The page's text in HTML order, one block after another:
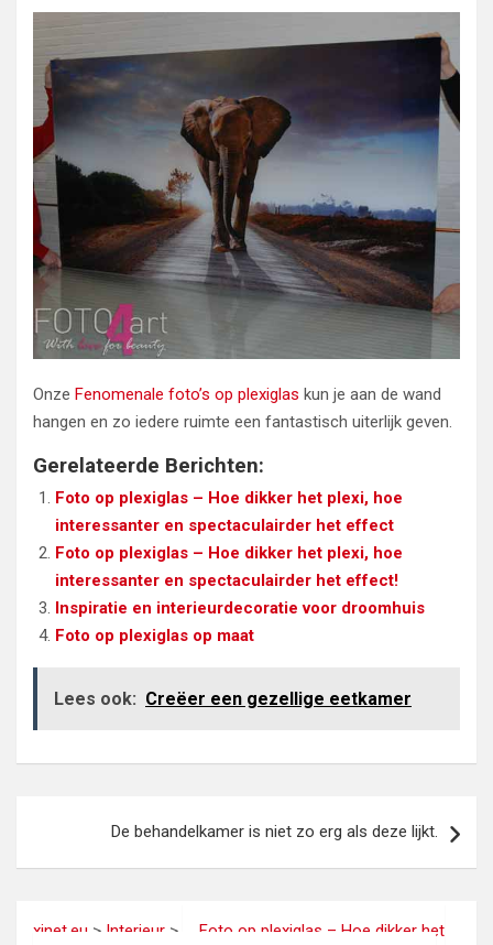
Onze Fenomenale foto’s op plexiglas kun je aan de wand
hangen en zo iedere ruimte een fantastisch uiterlijk geven.
Gerelateerde Berichten:
Foto op plexiglas – Hoe dikker het plexi, hoe
interessanter en spectaculairder het effect
Foto op plexiglas – Hoe dikker het plexi, hoe
interessanter en spectaculairder het effect!
Inspiratie en interieurdecoratie voor droomhuis
Foto op plexiglas op maat
Lees ook: Creëer een gezellige eetkamer
navigatieDe behandelkamer is niet zo erg als deze lijkt.
xinet.eu > Interieur > Foto op plexiglas – Hoe dikker het